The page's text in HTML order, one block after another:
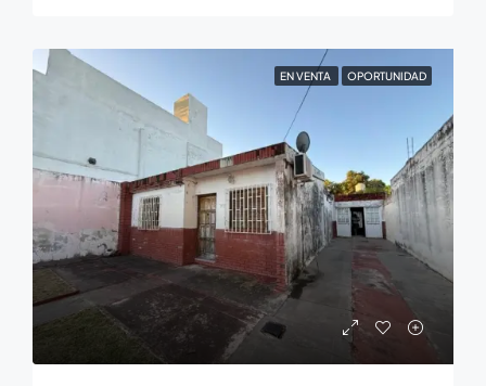
EN VENTA OPORTUNIDAD